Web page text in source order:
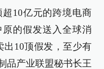
10亿元的跨境电商
的假发送入全球消
出10顶假发，至少有
品产业联盟秘书长王